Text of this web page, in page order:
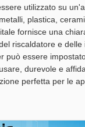
utilizzato su
plastica,
fornisce una
riscaldatore e delle
può essere
durevole e
perfetta per le